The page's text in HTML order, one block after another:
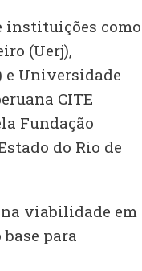
instituições como
(Uerj),
e Universidade
CITE
Fundação
do Rio de
viabilidade em
para